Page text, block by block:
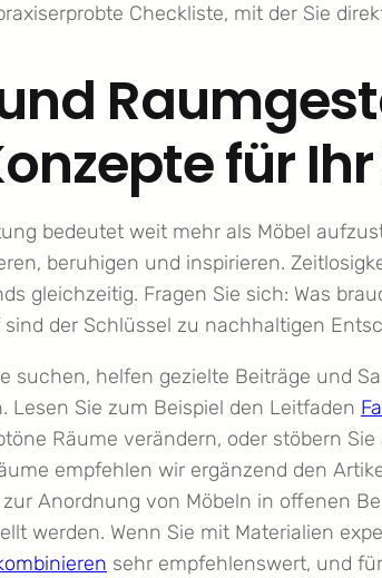
Checkliste, mit der Sie
für
bedeutet weit mehr als Möbel
beruhigen und inspirieren.
gleichzeitig. Fragen Sie sich: Was
der Schlüssel zu nachhaltigen
suchen, helfen gezielte Beiträge und
Lesen Sie zum Beispiel den Leitfaden
Räume verändern, oder stöbern
empfehlen wir ergänzend den
Anordnung von Möbeln in offenen
werden. Wenn Sie mit Materialien
sehr empfehlenswert, und